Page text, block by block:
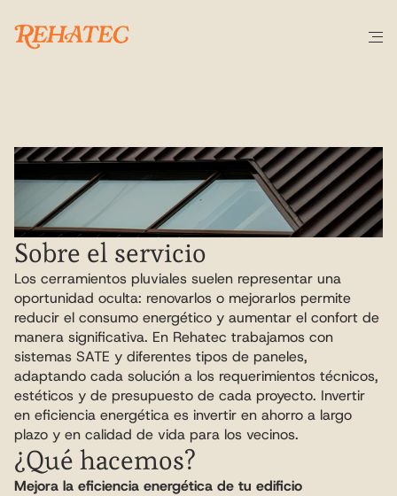
Sobre el servicio
Los cerramientos pluviales suelen representar una
oportunidad oculta: renovarlos o mejorarlos permite
reducir el consumo energético y aumentar el confort de
manera significativa. En Rehatec trabajamos con
sistemas SATE y diferentes tipos de paneles,
adaptando cada solución a los requerimientos técnicos,
estéticos y de presupuesto de cada proyecto. Invertir
en eficiencia energética es invertir en ahorro a largo
plazo y en calidad de vida para los vecinos.
¿Qué hacemos?
Mejora la eficiencia energética de tu edificio